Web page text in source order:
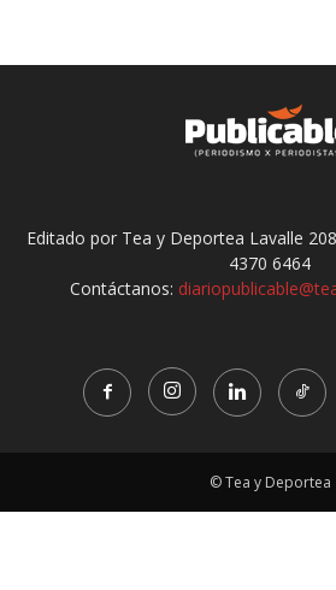
Editado por Tea y Deportea Lavalle
4370 6464
Contáctanos:
© Tea y Deportea